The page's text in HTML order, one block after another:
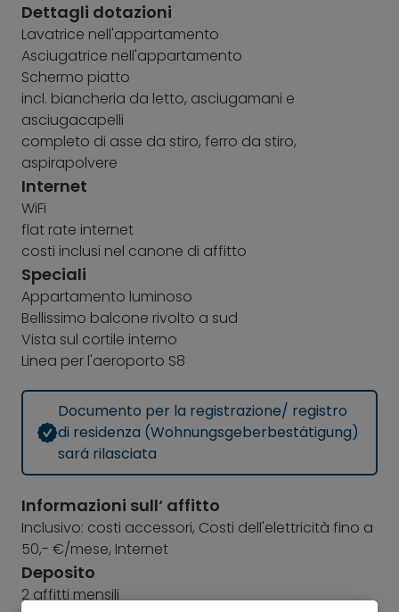
Dettagli dotazioni
Lavatrice nell'appartamento
Asciugatrice nell'appartamento
Schermo piatto
incl. biancheria da letto, asciugamani e
asciugacapelli
completo di asse da stiro, ferro da stiro,
aspirapolvere
Internet
WiFi
flat rate internet
costi inclusi nel canone di affitto
Speciali
Appartamento luminoso
Bellissimo balcone rivolto a sud
Vista sul cortile interno
Linea per l'aeroporto S8
Documento per la registrazione/ registro
di residenza (Wohnungsgeberbestätigung)
sará rilasciata
Informazioni sull‘ affitto
Inclusivo: costi accessori, Costi dell'elettricità fino a
50,- €/mese, Internet
Deposito
2 affitti mensili